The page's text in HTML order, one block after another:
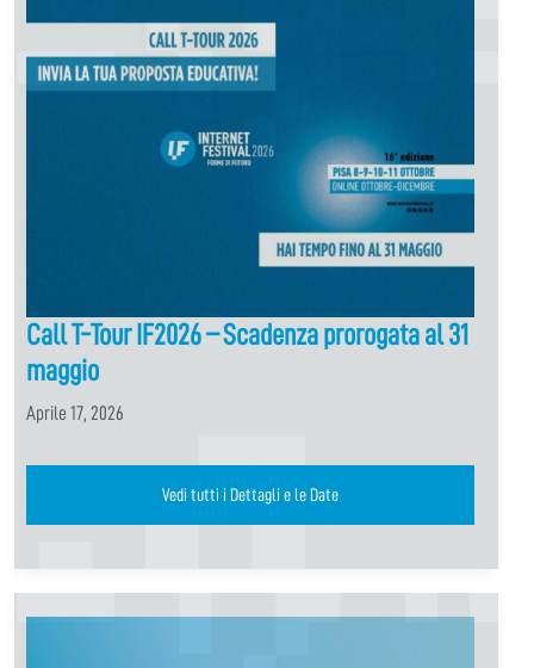
Call T-Tour IF2026 – Scadenza prorogata al 31
maggio
Aprile 17, 2026
Vedi tutti i Dettagli e le Date